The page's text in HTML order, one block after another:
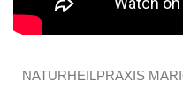
NATURHEILPRAXIS